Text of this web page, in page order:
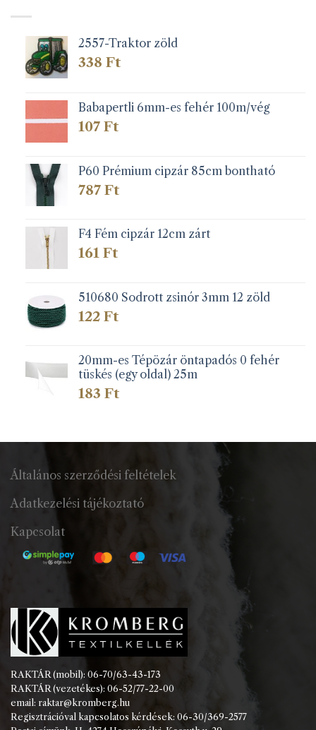
2557-Traktor zöld
338 Ft
Babapertli 6mm-es fehér 100m/vég
107 Ft
P60 Prémium cipzár 85cm bontható
787 Ft
F4 Fém cipzár 12cm zárt
161 Ft
510680 Sodrott zsinór 3mm 12 zöld
122 Ft
20mm-es Tépözár öntapadós 0 fehér
tüskés (egy oldal) 25m
183 Ft
Általános szerződési feltételek
Adatkezelési tájékoztató
Kapcsolat
RAKTÁR (mobil): 06-70/63-43-173
RAKTÁR (vezetékes): 06-52/77-22-00
email: raktar@kromberg.hu
Regisztrációval kapcsolatos kérdések: 06-30/369-2577